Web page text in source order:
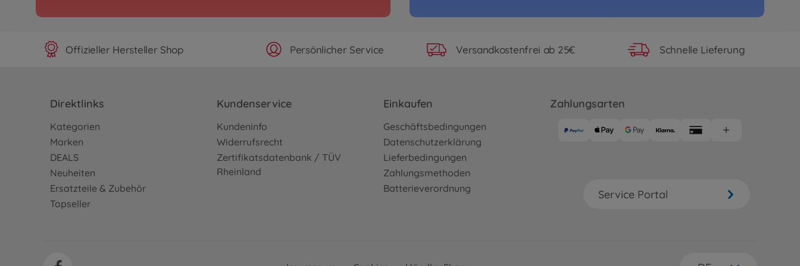
Grand Hauler FOK
Nicht mehr verfügbar
1:14 RC MB Arocs 3348 Hinterkipper
bald wieder verfügbar
1:14 RC Volvo FH16 Holztransporter
1:14 RC MB Arocs 3348 Rot/Silber
1:14 RC Volvo FH16 Abschlepper 8x4
Offizieller Hersteller Shop Persönlicher Service Versandkostenfrei ab 25€ Schnelle Lieferung
Direktlinks
Kategorien
Marken
DEALS
Neuheiten
Ersatzteile & Zubehör
Topseller
Kundenservice
Kundeninfo
Widerrufsrecht
Zertifikatsdatenbank / TÜV
Rheinland
Einkaufen
Geschäftsbedingungen
Datenschutzerklärung
Lieferbedingungen
Zahlungsmethoden
Batterieverordnung
Zahlungsarten
Service Portal